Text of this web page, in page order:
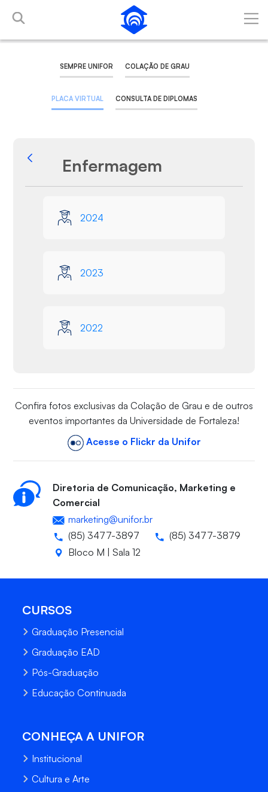
Pular para o Conteúdo principal
SEMPRE UNIFOR COLAÇÃO DE GRAU
PLACA VIRTUAL CONSULTA DE DIPLOMAS
Voltar
Enfermagem
2024
2023
2022
Confira fotos exclusivas da Colação de Grau e de outros
eventos importantes da Universidade de Fortaleza!
Acesse o Flickr da Unifor
Diretoria de Comunicação, Marketing e
Comercial
marketing@unifor.br
(85) 3477-3897
(85) 3477-3879
Bloco M | Sala 12
CURSOS
Graduação Presencial
Graduação EAD
Pós-Graduação
Educação Continuada
CONHEÇA A UNIFOR
Institucional
Cultura e Arte